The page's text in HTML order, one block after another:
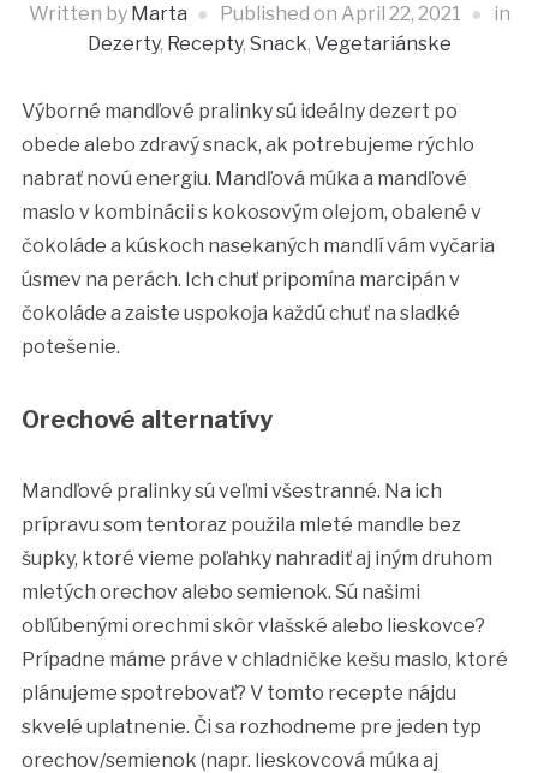
Written by Marta Published on April 22, 2021
in
Dezerty, Recepty, Snack, Vegetariánske
Výborné mandľové pralinky sú ideálny dezert po
obede alebo zdravý snack, ak potrebujeme rýchlo
nabrať novú energiu. Mandľová múka a mandľové
maslo v kombinácii s kokosovým olejom, obalené v
čokoláde a kúskoch nasekaných mandlí vám vyčaria
úsmev na perách. Ich chuť pripomína marcipán v
čokoláde a zaiste uspokoja každú chuť na sladké
potešenie.
Orechové alternatívy
Mandľové pralinky sú veľmi všestranné. Na ich
prípravu som tentoraz použila mleté mandle bez
šupky, ktoré vieme poľahky nahradiť aj iným druhom
mletých orechov alebo semienok. Sú našimi
obľúbenými orechmi skôr vlašské alebo lieskovce?
Prípadne máme práve v chladničke kešu maslo, ktoré
plánujeme spotrebovať? V tomto recepte nájdu
skvelé uplatnenie. Či sa rozhodneme pre jeden typ
orechov/semienok (napr. lieskovcová múka aj